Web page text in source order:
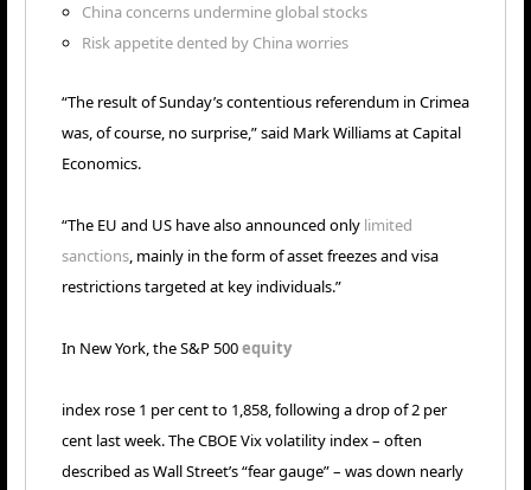
China concerns undermine global stocks
Risk appetite dented by China worries
“The result of Sunday’s contentious referendum in Crimea
was, of course, no surprise,” said Mark Williams at Capital
Economics.
“The EU and US have also announced only limited
sanctions, mainly in the form of asset freezes and visa
restrictions targeted at key individuals.”
In New York, the S&P 500equity
index rose 1 per cent to 1,858, following a drop of 2 per
cent last week. The CBOE Vix volatility index – often
described as Wall Street’s “fear gauge” – was down nearly